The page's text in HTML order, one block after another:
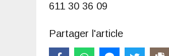
611 30 36 09
Partager l'article